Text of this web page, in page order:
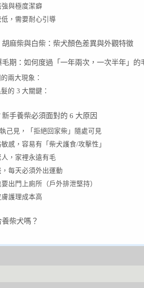
與極度潔癖
，需要耐心引導
麻柴與白柴：柴犬顏色差異與外觀特徵
期：如何度過「一年兩次，一次半年」的
兩大現象：
的 3 大關鍵：
手養柴必須面對的 6 大原因
己見，「拒絕回家柴」隨處可見
感，容易有「柴犬護食/攻擊性」
，家裡永遠有毛
每天必須外出運動
出門上廁所（戶外排泄堅持）
護理成本高
柴犬嗎？